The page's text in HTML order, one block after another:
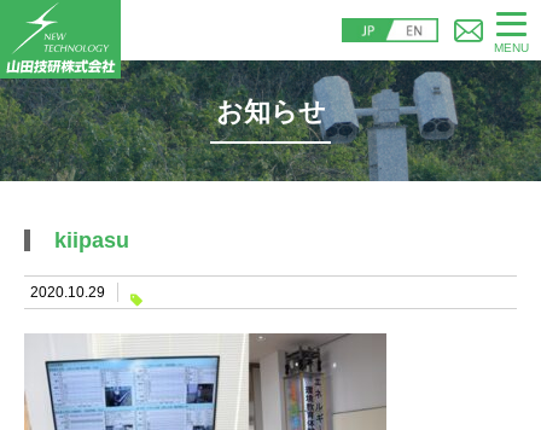
MENU
お知らせ
kiipasu
2020.10.29